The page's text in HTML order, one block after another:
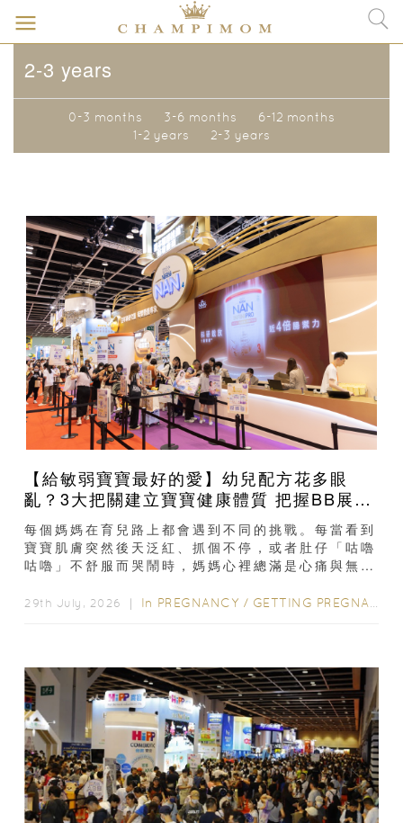
2-3 years
0-3 months 3-6 months
6-12 months
1-2 years
2-3 years
【給敏弱寶寶最好的愛】幼兒配方花多眼
亂？3大把關建立寶寶健康體質 把握BB展入
手好時機
每個媽媽在育兒路上都會遇到不同的挑戰。每當看到
寶寶肌膚突然後天泛紅、抓個不停，或者肚仔「咕嚕
咕嚕」不舒服而哭鬧時，媽媽心裡總滿是心痛與無
29th July, 2026 ｜ In PREGNANCY / GETTING PREGNANT